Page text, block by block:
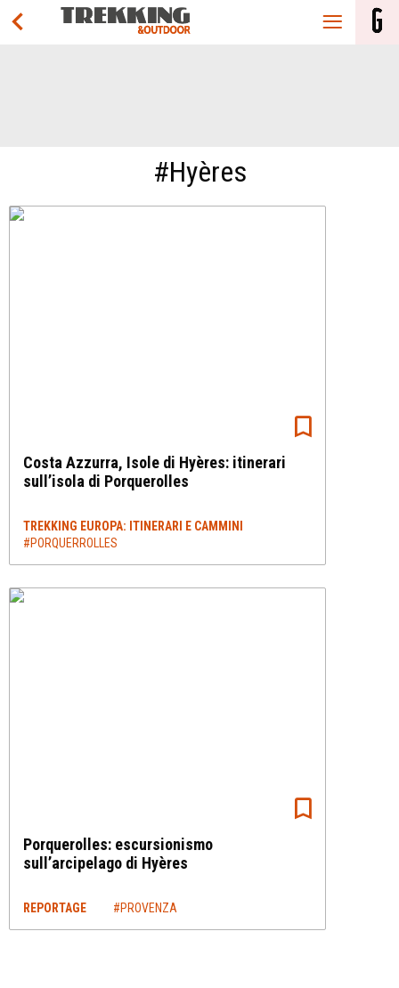
#Hyères
Costa Azzurra, Isole di Hyères: itinerari
sull’isola di Porquerolles
TREKKING EUROPA: ITINERARI E CAMMINI
#PORQUERROLLES
Porquerolles: escursionismo
sull’arcipelago di Hyères
REPORTAGE #PROVENZA